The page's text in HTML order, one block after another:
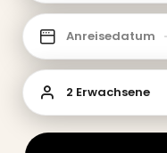
Anreisedatum
2 Erwachsene